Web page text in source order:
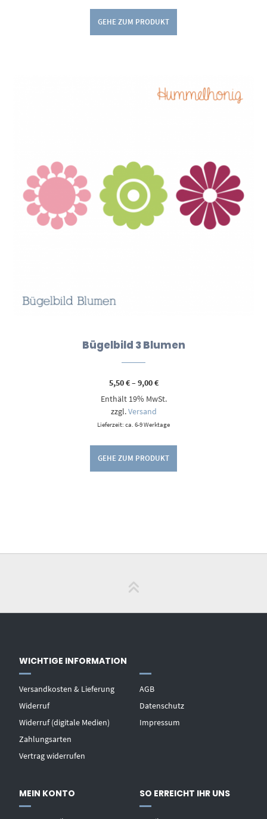
GEHE ZUM PRODUKT
Bügelbild 3 Blumen
5,50€–9,00€Preisspanne:
bis
Enthält 19% MwSt.
zzgl.Versand
Lieferzeit: ca. 6-9 Werktage
GEHE ZUM PRODUKT
WICHTIGE INFORMATION
Versandkosten & Lieferung
Widerruf
Widerruf (digitale Medien)
Zahlungsarten
Vertrag widerrufen
AGB
Datenschutz
Impressum
MEIN KONTO SO ERREICHT IHR UNS